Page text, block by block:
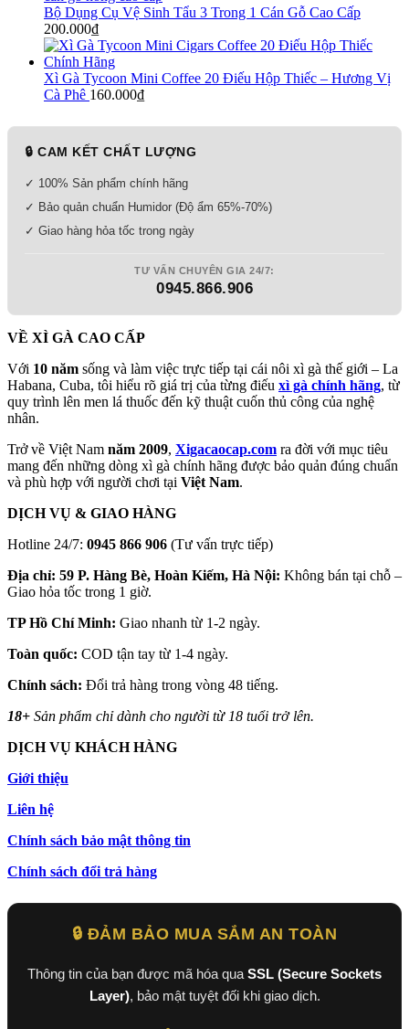
Bộ Dụng Cụ Vệ Sinh Tẩu 3 Trong 1 Cán Gỗ Cao Cấp
200.000₫
Xì Gà Tycoon Mini Coffee 20 Điếu Hộp Thiếc – Hương Vị
Cà Phê 160.000₫
🔒 CAM KẾT CHẤT LƯỢNG
✓ 100% Sản phẩm chính hãng
✓ Bảo quản chuẩn Humidor (Độ ẩm 65%-70%)
✓ Giao hàng hỏa tốc trong ngày
TƯ VẤN CHUYÊN GIA 24/7:
0945.866.906
VỀ XÌ GÀ CAO CẤP
Với 10 năm sống và làm việc trực tiếp tại cái nôi xì gà thế giới – La
Habana, Cuba, tôi hiểu rõ giá trị của từng điếu xì gà chính hãng, từ
quy trình lên men lá thuốc đến kỹ thuật cuốn thủ công của nghệ
nhân.
Trở về Việt Nam năm 2009, Xigacaocap.com ra đời với mục tiêu
mang đến những dòng xì gà chính hãng được bảo quản đúng chuẩn
và phù hợp với người chơi tại Việt Nam.
DỊCH VỤ & GIAO HÀNG
Hotline 24/7: 0945 866 906 (Tư vấn trực tiếp)
Địa chỉ: 59 P. Hàng Bè, Hoàn Kiếm, Hà Nội: Không bán tại chỗ –
Giao hỏa tốc trong 1 giờ.
TP Hồ Chí Minh: Giao nhanh từ 1-2 ngày.
Toàn quốc: COD tận tay từ 1-4 ngày.
Chính sách: Đổi trả hàng trong vòng 48 tiếng.
18+ Sản phẩm chỉ dành cho người từ 18 tuổi trở lên.
DỊCH VỤ KHÁCH HÀNG
Giới thiệu
Liên hệ
Chính sách bảo mật thông tin
Chính sách đổi trả hàng
🔒 ĐẢM BẢO MUA SẮM AN TOÀN
Thông tin của bạn được mã hóa qua SSL (Secure Sockets
Layer), bảo mật tuyệt đối khi giao dịch.